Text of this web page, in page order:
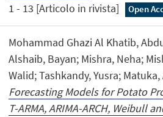
1 - 13 [Articolo in rivista]
Open
Mohammad Ghazi Al Khatib,
Alshaib, Bayan; Mishra, Neha;
Walid; Tashkandy, Yusra;
Forecasting Models for Potato
T-ARMA, ARIMA-ARCH, Weibull